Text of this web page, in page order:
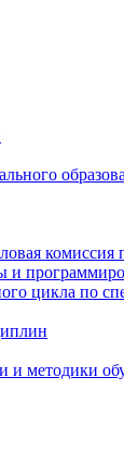
комиссия
и
цикла по
и методики